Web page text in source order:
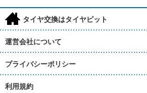
h タイヤ交換はタイヤピット
運営会社について
プライバシーポリシー
利用規約